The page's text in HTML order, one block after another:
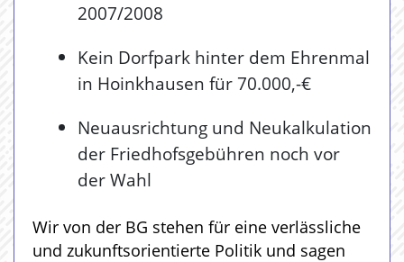
2007/2008
Kein Dorfpark hinter dem Ehrenmal
in Hoinkhausen für 70.000,-€
Neuausrichtung und Neukalkulation
der Friedhofsgebühren noch vor
der Wahl
Wir von der BG stehen für eine verlässliche
und zukunftsorientierte Politik und sagen